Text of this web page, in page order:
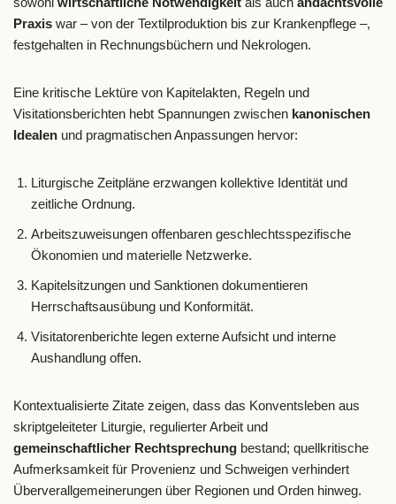
Praxis war – von der Textilproduktion bis zur Krankenpflege –,
festgehalten in Rechnungsbüchern und Nekrologen.
Eine kritische Lektüre von Kapitelakten, Regeln und
Visitationsberichten hebt Spannungen zwischen kanonischen
Idealen und pragmatischen Anpassungen hervor:
Liturgische Zeitpläne erzwangen kollektive Identität und
zeitliche Ordnung.
Arbeitszuweisungen offenbaren geschlechtsspezifische
Ökonomien und materielle Netzwerke.
Kapitelsitzungen und Sanktionen dokumentieren
Herrschaftsausübung und Konformität.
Visitatorenberichte legen externe Aufsicht und interne
Aushandlung offen.
Kontextualisierte Zitate zeigen, dass das Konventsleben aus
skriptgeleiteter Liturgie, regulierter Arbeit und
gemeinschaftlicher Rechtsprechung bestand; quellkritische
Aufmerksamkeit für Provenienz und Schweigen verhindert
Überverallgemeinerungen über Regionen und Orden hinweg.